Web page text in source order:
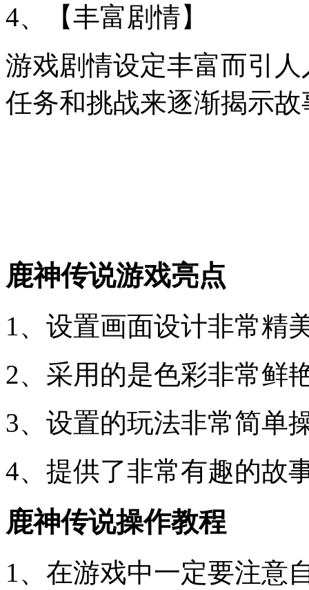
4、【丰富剧情】
游戏剧情设定丰富而引
任务和挑战来逐渐揭示
鹿神传说游戏亮点
1、设置画面设计非常精
2、采用的是色彩非常鲜
3、设置的玩法非常简单
4、提供了非常有趣的故
鹿神传说操作教程
1、在游戏中一定要注意